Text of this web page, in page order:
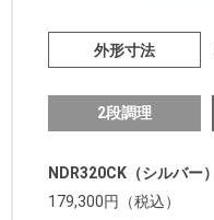
外形寸法
2段調理
NDR320CK（シルバー）
179,300円（税込）